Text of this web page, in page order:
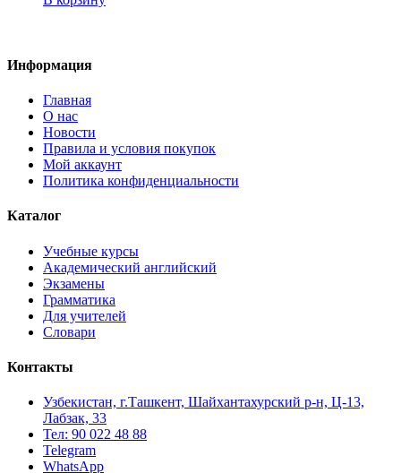
Информация
Главная
О нас
Новости
Правила и условия покупок
Мой аккаунт
Политика конфиденциальности
Каталог
Учебные курсы
Академический английский
Экзамены
Грамматика
Для учителей
Словари
Контакты
Узбекистан, г.Ташкент, Шайхантахурский р-н, Ц-13,
Лабзак, 33
Тел: 90 022 48 88
Telegram
WhatsApp